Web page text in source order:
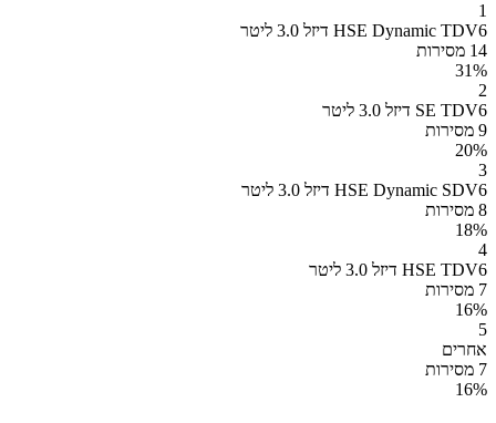
1
HSE Dynamic TDV6 דיזל 3.0 ליטר
14 מסירות
31%
2
SE TDV6 דיזל 3.0 ליטר
9 מסירות
20%
3
HSE Dynamic SDV6 דיזל 3.0 ליטר
8 מסירות
18%
4
HSE TDV6 דיזל 3.0 ליטר
7 מסירות
16%
5
אחרים
7 מסירות
16%